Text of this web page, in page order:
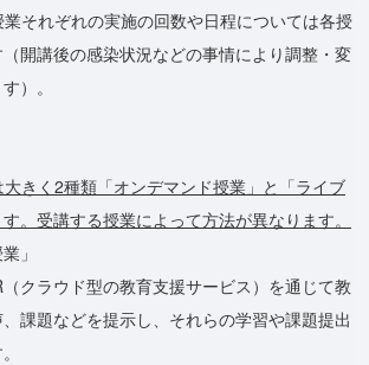
それぞれの実施の回数や⽇程については各授
開講後の感染状況などの事情により調整・変
）。
きく2種類「オンデマンド授業」と「ライブ
。受講する授業によって方法が異なります。
」
（クラウド型の教育支援サービス）を通じて教
課題などを提⽰し、それらの学習や課題提出